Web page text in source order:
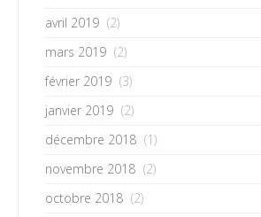
avril 2019 (2)
mars 2019 (2)
février 2019 (3)
janvier 2019 (2)
décembre 2018 (1)
novembre 2018 (2)
octobre 2018 (2)